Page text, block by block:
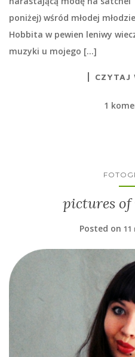
poniżej) wśród młodej
Hobbita w pewien leniwy
muzyki u mojego […]
CZYTAJ
1
pictures
Posted on 11